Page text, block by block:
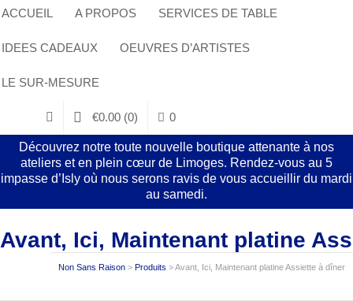
ACCUEIL A PROPOS SERVICES DE TABLE
IDEES CADEAUX OEUVRES D’ARTISTES
LE SUR-MESURE
€0.00 (0) 0
Découvrez notre toute nouvelle boutique attenante à nos
ateliers et en plein cœur de Limoges. Rendez-vous au 5
impasse d’Isly où nous serons ravis de vous accueillir du mardi
au samedi.
Avant, Ici, Maintenant platine
Non Sans Raison > Produits >Avant, Ici, Maintenant platine Assiette à dîner